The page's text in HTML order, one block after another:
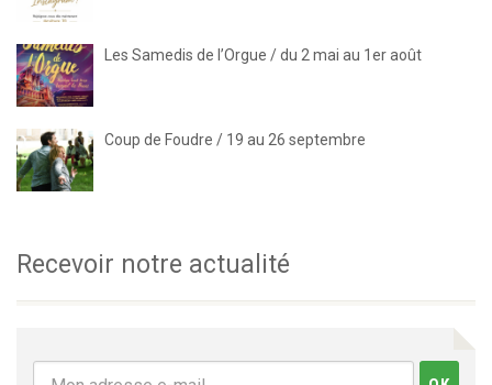
Les Samedis de l’Orgue / du 2 mai au 1er août
Coup de Foudre / 19 au 26 septembre
Recevoir notre actualité